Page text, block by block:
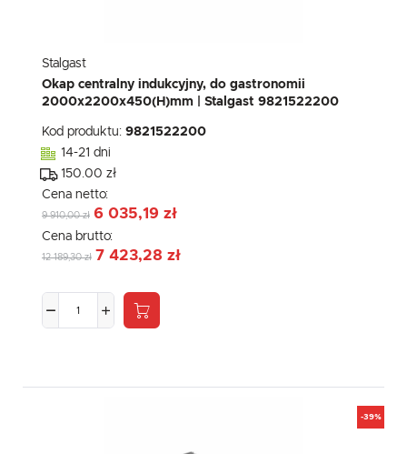
Stalgast
Okap centralny indukcyjny, do gastronomii
2000x2200x450(H)mm | Stalgast 9821522200
Kod produktu: 9821522200
14-21 dni
150.00 zł
Cena netto:
9 910,00 zł 6 035,19 zł
Cena brutto:
12 189,30 zł 7 423,28 zł
-39%